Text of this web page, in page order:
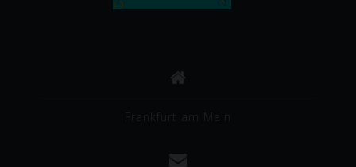
Frankfurt am Main
im Auftrag des Verantwortlichen verarbeitet.
Stelle, der personenbezogene Daten
offengelegt werden, unabhängig davon, ob es